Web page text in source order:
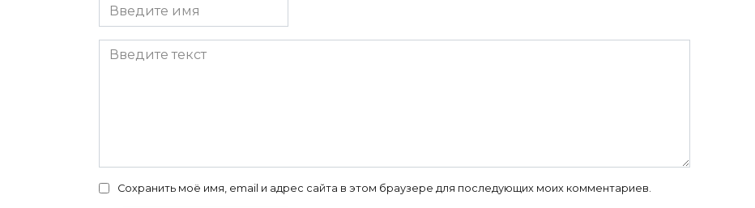
Сохранить моё имя, email и адрес сайта в этом браузере для последующих моих комментариев.